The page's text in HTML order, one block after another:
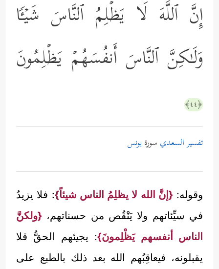
إِنَّ ٱللَّهَ لَا یَظۡلِمُ ٱلنَّاسَ شَیۡـࣰٔا
وَلَـٰكِنَّ ٱلنَّاسَ أَنفُسَهُمۡ یَظۡلِمُونَ
﴿٤٤﴾
تفسير السعدي سورةيونس
وقوله: {إنَّ الله لا يظلِمُ الناس شيئاً}: فلا يزيدُ
في سيِّئاتهم ولا يَنْقُص من حسناتهم، {ولكنَّ
الناس أنفسهم يَظْلِمونَ}: يجيئهم الحقُّ قلا
يقبلونه، فيعاقِبُهم الله بعد ذلك بالطبع على